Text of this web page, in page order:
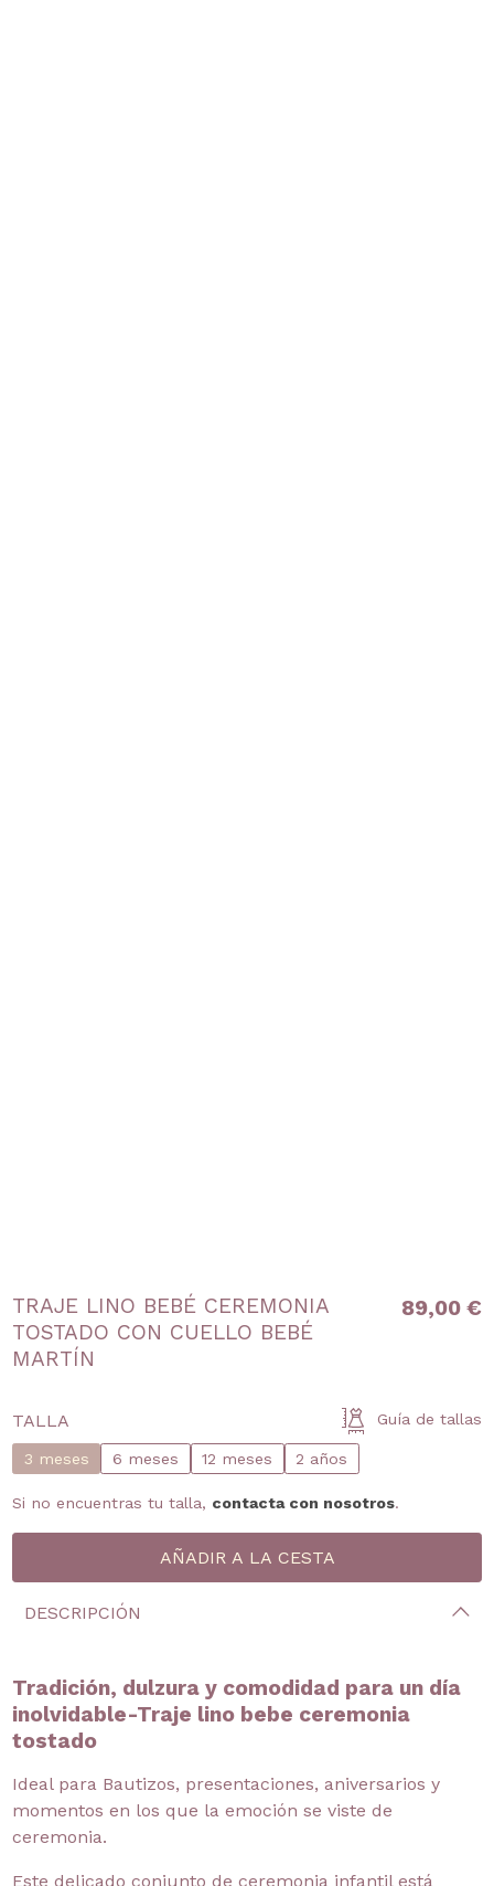
TRAJE LINO BEBÉ CEREMONIA
TOSTADO CON CUELLO BEBÉ
MARTÍN
89,00 €
TALLA Guía de tallas
3 meses 6 meses 12 meses 2 años
Si no encuentras tu talla, contacta con nosotros.
DESCRIPCIÓN
Tradición, dulzura y comodidad para un día
inolvidable-Traje lino bebe ceremonia
tostado
Ideal para Bautizos, presentaciones, aniversarios y
momentos en los que la emoción se viste de
ceremonia.
Este delicado conjunto de ceremonia infantil está